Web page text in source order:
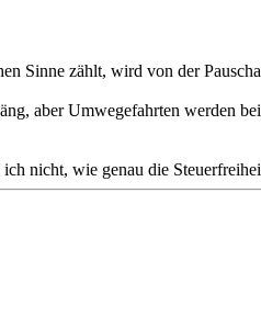
Sinne zählt, wird von der
aber Umwegefahrten werden
nicht, wie genau die